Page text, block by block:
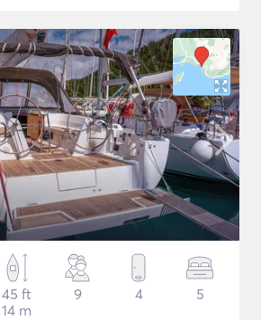
45 ft
14 m
9 4 5